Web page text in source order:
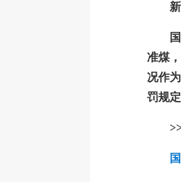
准煤
况作
罚规定